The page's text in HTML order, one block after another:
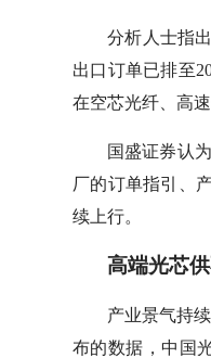
分析人士指
出口订单已排至
在空芯光纤、高
国盛证券认
厂的订单指引、
续上行。
高端光芯
产业景气持
布的数据，中国